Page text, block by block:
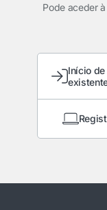
Pode aceder
Início